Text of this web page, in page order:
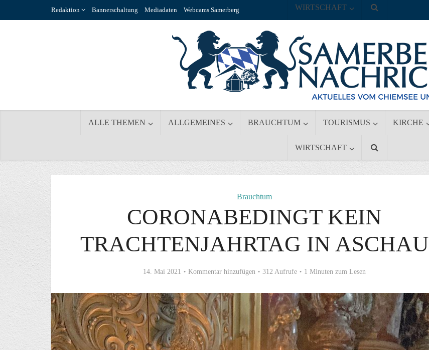
Redaktion Bannerschaltung Mediadaten Webcams Samerberg
ALLE THEMEN ALLGEMEINES BRAUCHTUM TOURISMUS KIRCHE
WIRTSCHAFT
WIRTSCHAFT
Brauchtum
CORONABEDINGT KEIN
TRACHTENJAHRTAG IN ASCHAU
14. Mai 2021 Kommentar hinzufügen 312 Aufrufe 1 Minuten zum Lesen